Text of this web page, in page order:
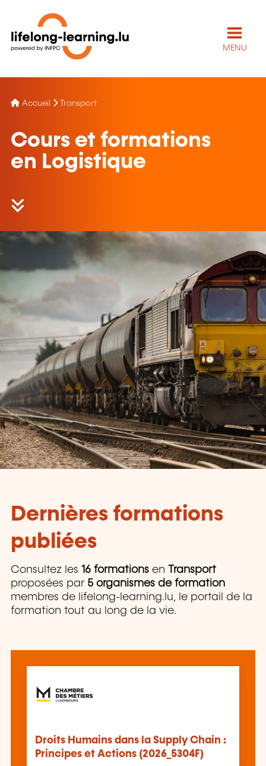
MENU
Accueil Transport
Cours et formations
en Logistique
Dernières formations
publiées
Consultez les 16 formations en
Transport
proposées par 5 organismes de formation
membres de lifelong-learning.lu, le portail de la
formation tout au long de la vie.
Droits Humains dans la Supply Chain :
Principes et Actions (2026_5304F)